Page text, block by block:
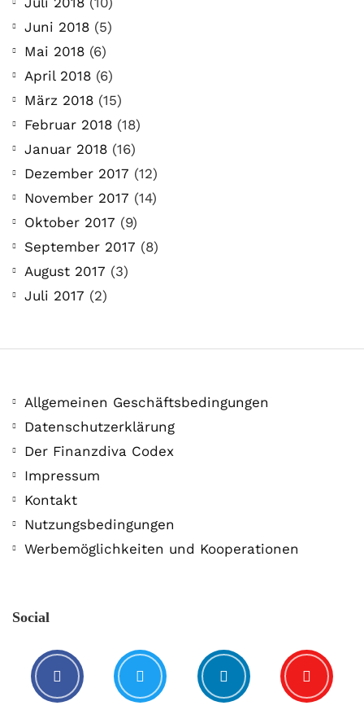
Juni 2018 (5)
Mai 2018 (6)
April 2018 (6)
März 2018 (15)
Februar 2018 (18)
Januar 2018 (16)
Dezember 2017 (12)
November 2017 (14)
Oktober 2017 (9)
September 2017 (8)
August 2017 (3)
Juli 2017 (2)
Allgemeinen Geschäftsbedingungen
Datenschutzerklärung
Der Finanzdiva Codex
Impressum
Kontakt
Nutzungsbedingungen
Werbemöglichkeiten und Kooperationen
Social